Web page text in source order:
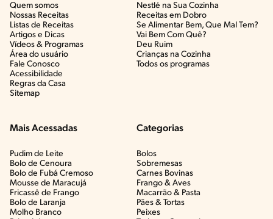
Quem somos
Nossas Receitas
Listas de Receitas​
Artigos e Dicas​
Vídeos & Programas​
Área do usuário
Fale Conosco
Acessibilidade
Regras da Casa
Sitemap
Nestlé na Sua Cozinha
Receitas em Dobro
Se Alimentar Bem, Que Mal Tem?​
Vai Bem Com Quê?​
Deu Ruim​
Crianças na Cozinha​
Todos os programas
Mais Acessadas
Pudim de Leite
Bolo de Cenoura
Bolo de Fubá Cremoso
Mousse de Maracujá
Fricassê de Frango
Bolo de Laranja
Molho Branco
Categorias
Bolos
Sobremesas
Carnes Bovinas​
Frango & Aves​
Macarrão & Pasta​
Pães & Tortas​
Peixes